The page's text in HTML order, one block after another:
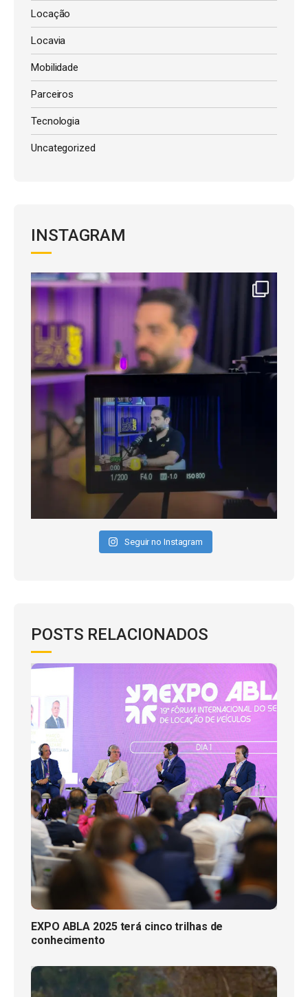
Locação
Locavia
Mobilidade
Parceiros
Tecnologia
Uncategorized
INSTAGRAM
Seguir no Instagram
POSTS RELACIONADOS
EXPO ABLA 2025 terá cinco trilhas de
conhecimento